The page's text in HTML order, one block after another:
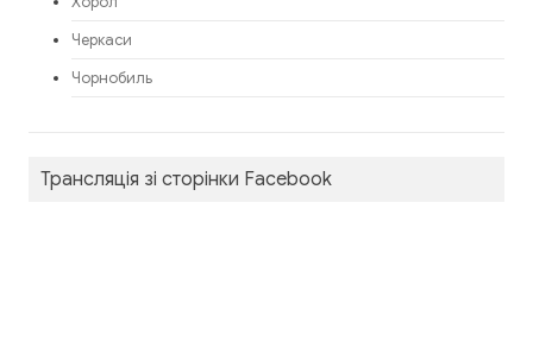
Черкаси
Чорнобиль
Трансляція зі сторінки Facebook